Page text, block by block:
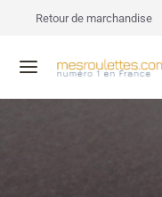
Retour de marchandise